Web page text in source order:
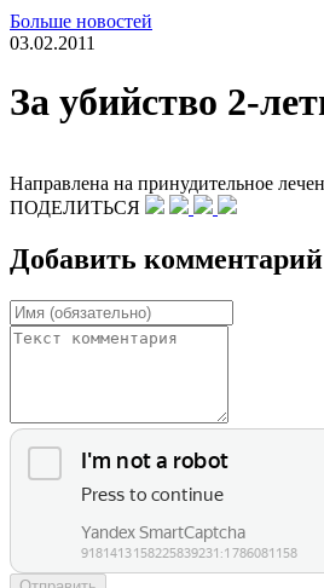
Больше новостей
03.02.2011
За убийство 2-
Направлена на принудительное
ПОДЕЛИТЬСЯ
Добавить комментарий